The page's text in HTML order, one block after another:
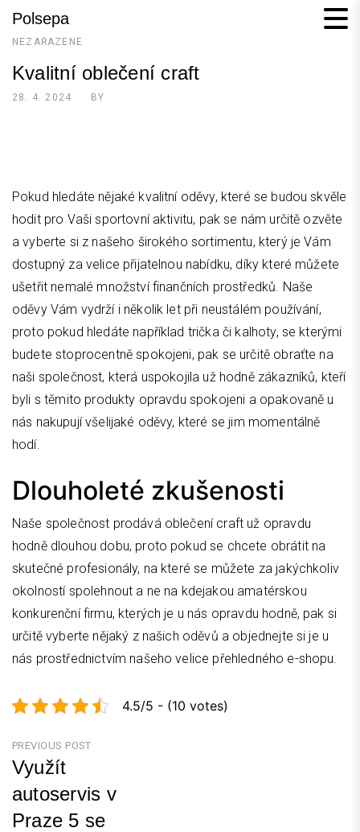
Skip
content
Polsepa
NEZAŘAZENÉ
Kvalitní oblečení craft
28. 4. 2024 BY
Pokud hledáte nějaké kvalitní oděvy, které se budou skvěle
hodit pro Vaši sportovní aktivitu, pak se nám určitě ozvěte
a vyberte si z našeho širokého sortimentu, který je Vám
dostupný za velice přijatelnou nabídku, díky které můžete
ušetřit nemalé množství finančních prostředků. Naše
oděvy Vám vydrží i několik let při neustálém používání,
proto pokud hledáte například trička či kalhoty, se kterými
budete stoprocentně spokojeni, pak se určitě obraťte na
naši společnost, která uspokojila už hodně zákazníků, kteří
byli s těmito produkty opravdu spokojeni a opakovaně u
nás nakupují všelijaké oděvy, které se jim momentálně
hodí.
Dlouholeté zkušenosti
Naše společnost prodává oblečení craft už opravdu
hodně dlouhou dobu, proto pokud se chcete obrátit na
skutečné profesionály, na které se můžete za jakýchkoliv
okolností spolehnout a ne na kdejakou amatérskou
konkurenční firmu, kterých je u nás opravdu hodně, pak si
určitě vyberte nějaký z našich oděvů a objednejte si je u
nás prostřednictvím našeho velice přehledného e-shopu.
4.5/5 - (10 votes)
Navigace
pro
příspěvek
PREVIOUS POST
Využít
autoservis v
Praze 5 se